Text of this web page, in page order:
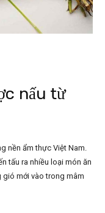
nấu từ
nền ẩm thực Việt Nam.
tấu ra nhiều loại món ăn
gió mới vào trong mâm